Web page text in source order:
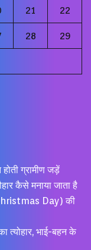
21 22
28 29
ग्रामीण जड़ें
कैसे मनाया जाता है
Day) की
त्योहार, भाई-बहन के